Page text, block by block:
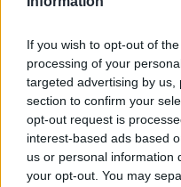
If you wish to opt-out of
processing of your
targeted advertising by
section to confirm your
opt-out request is
interest-based ads based
us or personal information
your opt-out. You may